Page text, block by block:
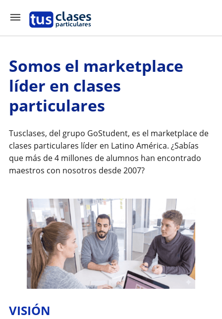
Somos el marketplace
líder en clases
particulares
Tusclases, del grupo GoStudent, es el marketplace de
clases particulares líder en Latino América. ¿Sabías
que más de 4 millones de alumnos han encontrado
maestros con nosotros desde 2007?
VISIÓN